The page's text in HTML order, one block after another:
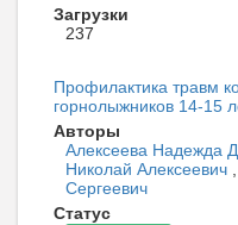
Загрузки
237
Профилактика травм
горнолыжников 14-15
Авторы
Алексеева Надежда
Николай Алексеевич ,
Сергеевич
Статус